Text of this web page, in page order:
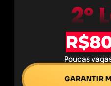
2º
Poucas
GARANTIR